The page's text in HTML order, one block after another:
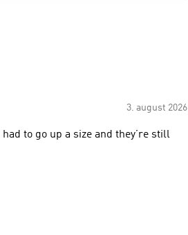
3. august 2026
to go up a size and they’re still